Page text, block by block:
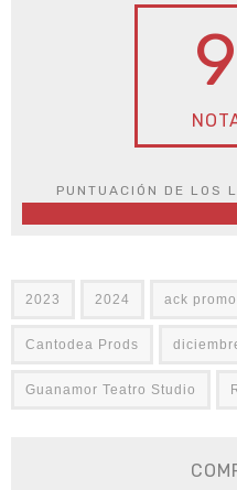
PUNTUACIÓN DE LOS
2023 2024 ack
Cantodea Prods
Guanamor Teatro Studio